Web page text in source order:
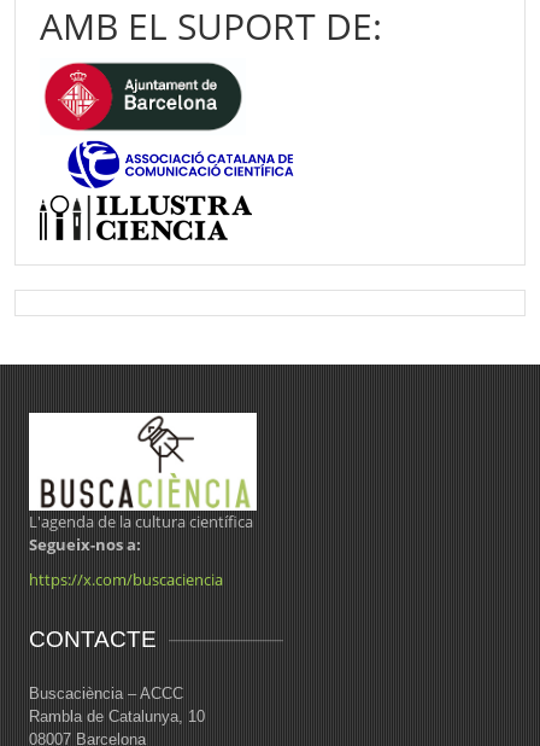
AMB EL SUPORT DE:
L'agenda de la cultura científica
Segueix-nos a:
https://x.com/buscaciencia
CONTACTE
Buscaciència – ACCC
Rambla de Catalunya, 10
08007 Barcelona